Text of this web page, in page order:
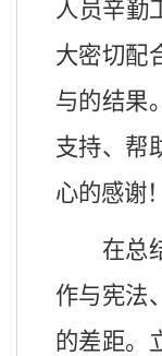
人员辛勤
大密切配
与的结果
支持、帮
心的感谢！
在总
作与宪法
的差距。